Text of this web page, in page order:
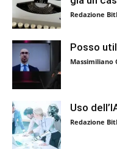
Redazione
Posso
Massimiliano
Uso
Redazione